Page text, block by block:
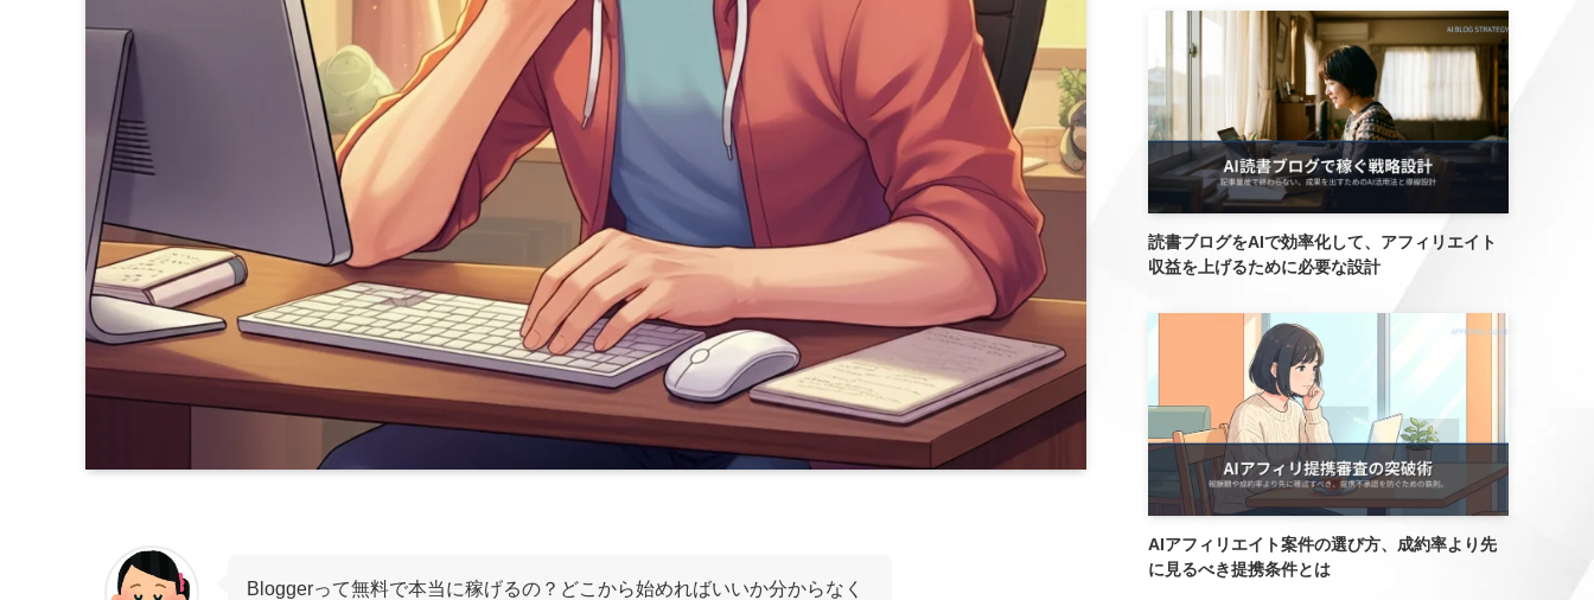
Bloggerって無料で本当に稼げるの？どこから始めればいいか分からなく
読書ブログをAIで効率化して、アフィリエイト
収益を上げるために必要な設計
AIアフィリエイト案件の選び方、成約率より先
に見るべき提携条件とは